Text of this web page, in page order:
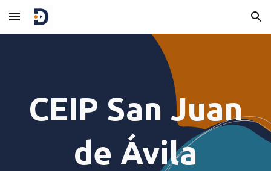
Skip to main content Skip to navigation
CEIP San Juan
de Ávila